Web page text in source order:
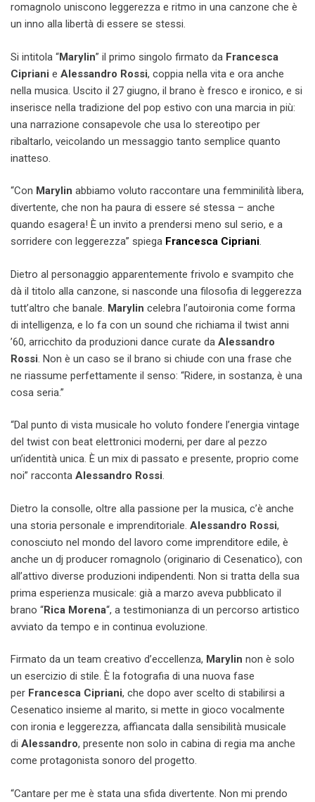
romagnolo uniscono leggerezza e ritmo in una canzone che è
un inno alla libertà di essere se stessi.
Si intitola “Marylin” il primo singolo firmato da Francesca
Cipriani e Alessandro Rossi, coppia nella vita e ora anche
nella musica. Uscito il 27 giugno, il brano è fresco e ironico, e si
inserisce nella tradizione del pop estivo con una marcia in più:
una narrazione consapevole che usa lo stereotipo per
ribaltarlo, veicolando un messaggio tanto semplice quanto
inatteso.
“Con Marylin abbiamo voluto raccontare una femminilità libera,
divertente, che non ha paura di essere sé stessa – anche
quando esagera! È un invito a prendersi meno sul serio, e a
sorridere con leggerezza” spiega Francesca Cipriani.
Dietro al personaggio apparentemente frivolo e svampito che
dà il titolo alla canzone, si nasconde una filosofia di leggerezza
tutt’altro che banale. Marylin celebra l’autoironia come forma
di intelligenza, e lo fa con un sound che richiama il twist anni
’60, arricchito da produzioni dance curate da Alessandro
Rossi . Non è un caso se il brano si chiude con una frase che
ne riassume perfettamente il senso: “Ridere, in sostanza, è una
cosa seria.”
“Dal punto di vista musicale ho voluto fondere l’energia vintage
del twist con beat elettronici moderni, per dare al pezzo
un’identità unica. È un mix di passato e presente, proprio come
noi” racconta Alessandro Rossi.
Dietro la consolle, oltre alla passione per la musica, c’è anche
una storia personale e imprenditoriale. Alessandro Rossi,
conosciuto nel mondo del lavoro come imprenditore edile, è
anche un dj producer romagnolo (originario di Cesenatico), con
all’attivo diverse produzioni indipendenti. Non si tratta della sua
prima esperienza musicale: già a marzo aveva pubblicato il
brano “Rica Morena“, a testimonianza di un percorso artistico
avviato da tempo e in continua evoluzione.
Firmato da un team creativo d’eccellenza, Marylin non è solo
un esercizio di stile. È la fotografia di una nuova fase
per Francesca Cipriani, che dopo aver scelto di stabilirsi a
Cesenatico insieme al marito, si mette in gioco vocalmente
con ironia e leggerezza, affiancata dalla sensibilità musicale
di Alessandro, presente non solo in cabina di regia ma anche
come protagonista sonoro del progetto.
“Cantare per me è stata una sfida divertente. Non mi prendo